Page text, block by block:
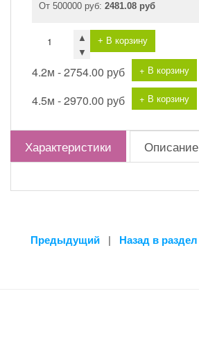
От 500000 руб: 2481.08 руб
▲
▼
+ В корзину
4.2м -2754.00 руб + В корзину
4.5м -2970.00 руб + В корзину
Характеристики Описание
Предыдущий | Назад в раздел